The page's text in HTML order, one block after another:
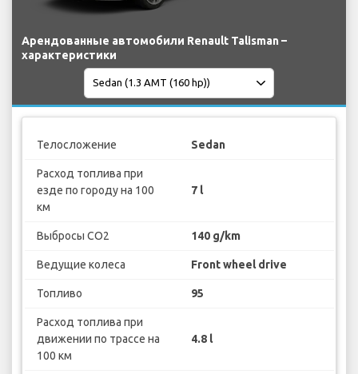
Арендованные автомобили Renault Talisman –
характеристики
Телосложение Sedan
Расход топлива при
езде по городу на 100
км
7 l
Выбросы CO2 140 g/km
Ведущие колеса Front wheel drive
Топливо 95
Расход топлива при
движении по трассе на
100 км
4.8 l